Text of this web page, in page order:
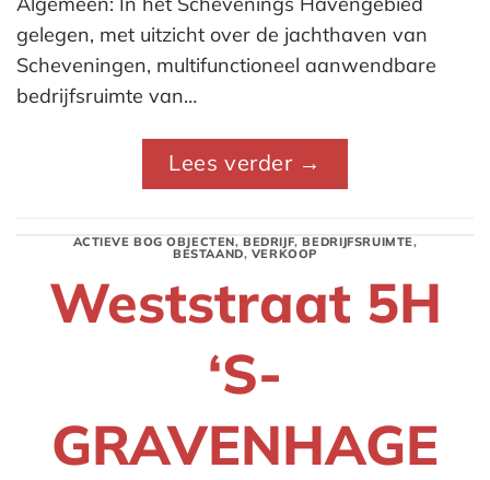
gelegen, met uitzicht over de jachthaven van
Scheveningen, multifunctioneel aanwendbare
bedrijfsruimte van…
Lees verder →
ACTIEVE BOG OBJECTEN, BEDRIJF,BEDRIJFSRUIMTE,
BESTAAND, VERKOOP
Weststraat 5H
‘S-
GRAVENHAGE